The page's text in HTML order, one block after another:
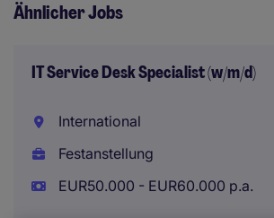
Ähnlicher Jobs
IT Service Desk Specialist (w/m/d)
International
Festanstellung
EUR50.000 - EUR60.000 p.a.